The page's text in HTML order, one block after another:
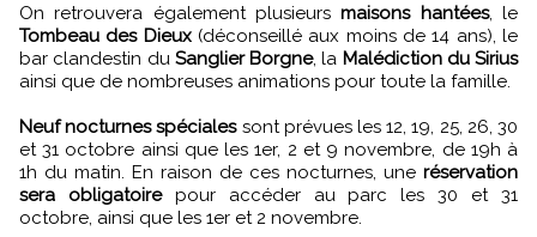
On retrouvera également plusieursmaisons hantées, le
Tombeau des Dieux(déconseillé aux moins de 14 ans), le
bar clandestin du Sanglier Borgne, la Malédiction du Sirius
ainsi que de nombreuses animations pour toute la famille.
Neuf nocturnes spécialessont prévues les 12, 19, 25, 26, 30
et 31 octobre ainsi que les 1er, 2 et 9 novembre, de 19h à
1h du matin. En raison de ces nocturnes, une réservation
sera obligatoirepour accéder au parc les 30 et 31
octobre, ainsi que les 1er et 2 novembre.